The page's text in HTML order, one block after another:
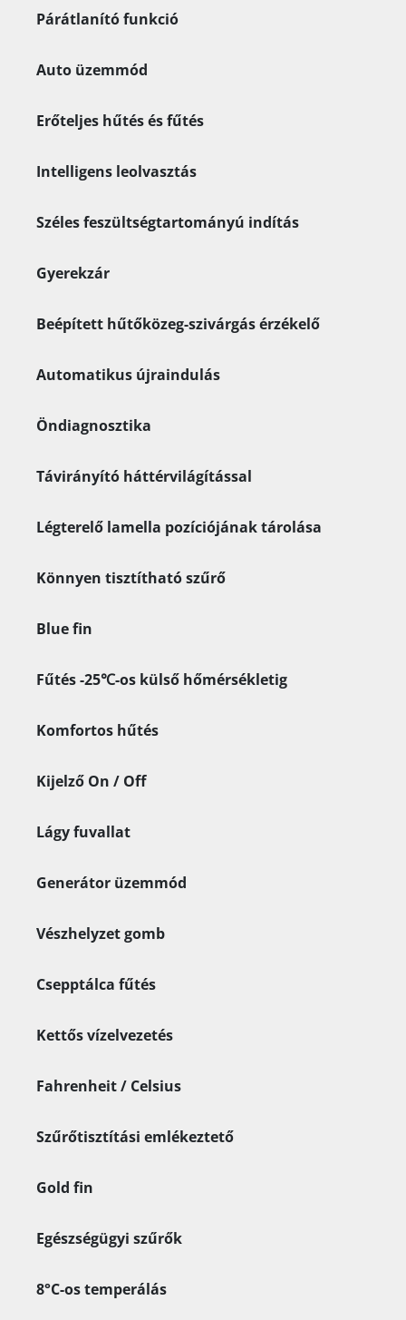
Párátlanító funkció
Auto üzemmód
Erőteljes hűtés és fűtés
Intelligens leolvasztás
Széles feszültségtartományú indítás
Gyerekzár
Beépített hűtőközeg-szivárgás érzékelő
Automatikus újraindulás
Öndiagnosztika
Távirányító háttérvilágítással
Légterelő lamella pozíciójának tárolása
Könnyen tisztítható szűrő
Blue fin
Fűtés -25℃-os külső hőmérsékletig
Komfortos hűtés
Kijelző On / Off
Lágy fuvallat
Generátor üzemmód
Vészhelyzet gomb
Csepptálca fűtés
Kettős vízelvezetés
Fahrenheit / Celsius
Szűrőtisztítási emlékeztető
Gold fin
Egészségügyi szűrők
8°C-os temperálás